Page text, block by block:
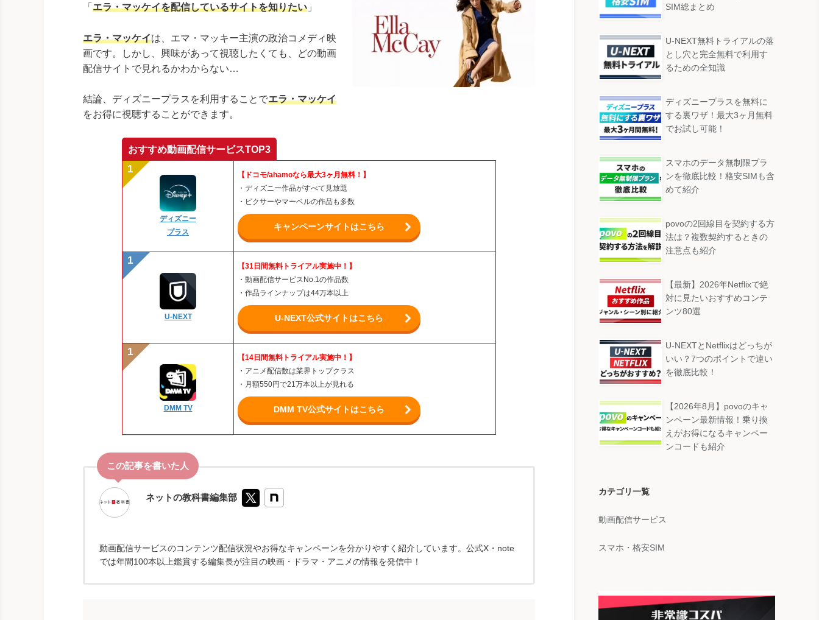
「 エラ・マッケイを配信しているサイトを知りたい 」
エラ・マッケイは、エマ・マッキー主演の政治コメディ映
画です。しかし、興味があって視聴したくても、どの動画
配信サイトで見れるかわからない…
結論、ディズニープラスを利用することでエラ・マッケイ
をお得に視聴することができます。
おすすめ動画配信サービスTOP3
ディズニー
プラス
【ドコモ/ahamoなら最大3ヶ月無料！】
・ディズニー作品がすべて見放題
・ピクサーやマーベルの作品も多数
キャンペーンサイトはこちら
U-NEXT
【31日間無料トライアル実施中！】
・動画配信サービスNo.1の作品数
・作品ラインナップは44万本以上
U-NEXT公式サイトはこちら
DMM TV
【14日間無料トライアル実施中！】
・アニメ配信数は業界トップクラス
・月額550円で21万本以上が見れる
DMM TV公式サイトはこちら
ネットの教科書編集部
動画配信サービスのコンテンツ配信状況やお得なキャンペーンを分かりやすく紹介しています。公式X・note
では年間100本以上鑑賞する編集長が注目の映画・ドラマ・アニメの情報を発信中！
SIM総まとめ
U-NEXT無料トライアルの落
とし穴と完全無料で利用す
るための全知識
ディズニープラスを無料に
する裏ワザ！最大3ヶ月無料
でお試し可能！
スマホのデータ無制限プラ
ンを徹底比較！格安SIMも含
めて紹介
povoの2回線目を契約する方
法は？複数契約するときの
注意点も紹介
【最新】2026年Netflixで絶
対に見たいおすすめコンテ
ンツ80選
U-NEXTとNetflixはどっちが
いい？7つのポイントで違い
を徹底比較！
【2026年8月】povoのキャ
ンペーン最新情報！乗り換
えがお得になるキャンペー
ンコードも紹介
カテゴリ一覧
動画配信サービス
スマホ・格安SIM